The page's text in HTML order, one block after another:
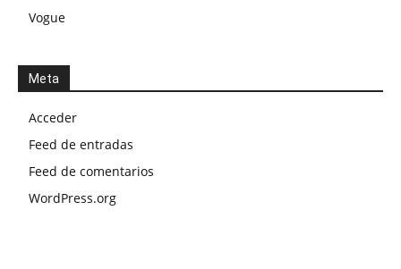
Vogue
Meta
Acceder
Feed de entradas
Feed de comentarios
WordPress.org